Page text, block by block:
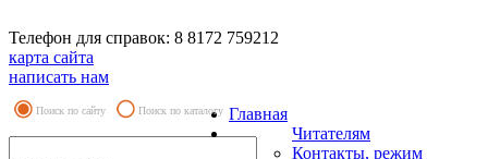
Телефон для справок: 8 8172 759212
карта сайта
написать нам
Поиск по сайту Поиск по каталогу Главная
Читателям
Контакты, режим